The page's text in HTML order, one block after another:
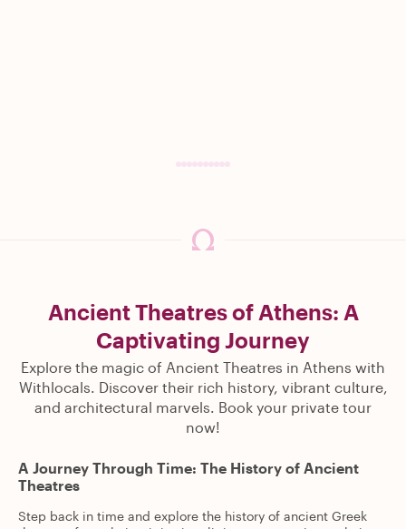
Ancient Theatres of Athens: A
Captivating Journey
Explore the magic of Ancient Theatres in Athens with
Withlocals. Discover their rich history, vibrant culture,
and architectural marvels. Book your private tour
now!
A Journey Through Time: The History of Ancient
Theatres
Step back in time and explore the history of ancient Greek